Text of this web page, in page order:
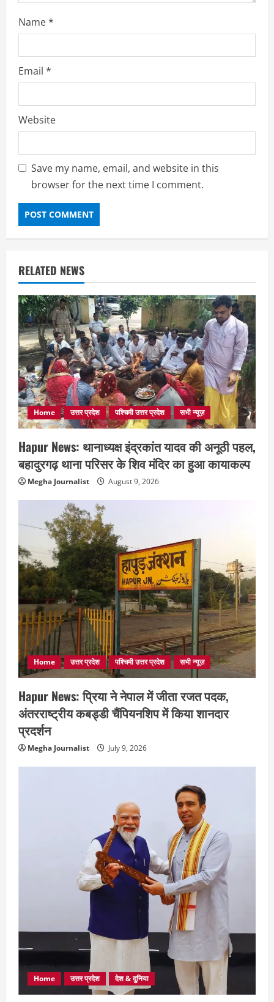
Name*
Email *
Website
Save my name, email, and website in this
browser for the next time I comment.
RELATED NEWS
Home उत्तर प्रदेश पश्चिमी उत्तर प्रदेश सभी न्यूज़
Hapur News: थानाध्यक्ष इंद्रकांत यादव की अनूठी पहल,
बहादुरगढ़ थाना परिसर के शिव मंदिर का हुआ कायाकल्प
Megha Journalist August 9, 2026
Home उत्तर प्रदेश पश्चिमी उत्तर प्रदेश सभी न्यूज़
Hapur News: प्रिया ने नेपाल में जीता रजत पदक,
अंतरराष्ट्रीय कबड्डी चैंपियनशिप में किया शानदार
प्रदर्शन
Megha Journalist July 9, 2026
Home उत्तर प्रदेश देश & दुनिया